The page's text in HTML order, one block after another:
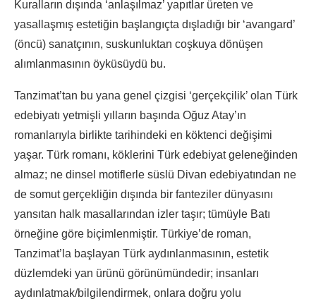
Kuralların dışında ‘anlaşılmaz’ yapıtlar üreten ve
yasallaşmış estetiğin başlangıçta dışladığı bir ‘avangard’
(öncü) sanatçının, suskunluktan coşkuya dönüşen
alımlanmasının öyküsüydü bu.
Tanzimat’tan bu yana genel çizgisi ‘gerçekçilik’ olan Türk
edebiyatı yetmişli yılların başında Oğuz Atay’ın
romanlarıyla birlikte tarihindeki en köktenci değişimi
yaşar. Türk romanı, köklerini Türk edebiyat geleneğinden
almaz; ne dinsel motiflerle süslü Divan edebiyatından ne
de somut gerçekliğin dışında bir fanteziler dünyasını
yansıtan halk masallarından izler taşır; tümüyle Batı
örneğine göre biçimlenmiştir. Türkiye’de roman,
Tanzimat’la başlayan Türk aydınlanmasının, estetik
düzlemdeki yan ürünü görünümündedir; insanları
aydınlatmak/bilgilendirmek, onlara doğru yolu